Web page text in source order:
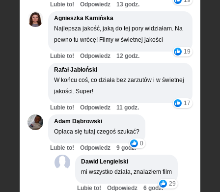
Lubie to! Odpowiedz
13 godz.
Agnieszka Kamińska
Najlepsza jakość, jaką do tej pory widziałam. Na
pewno tu wrócę! Filmy w świetnej jakości
19
Lubie to! Odpowiedz
12 godz.
Rafał Jabłoński
W końcu coś, co działa bez zarzutów i w świetnej
jakości. Super!
17
Lubie to! Odpowiedz
11 godz.
Adam Dąbrowski
Opłaca się tutaj czegoś szukać?
0
Lubie to! Odpowiedz
9 godz.
Dawid Lengielski
mi wszystko działa, znalazłem film
29
Lubie to! Odpowiedz
6 godz.